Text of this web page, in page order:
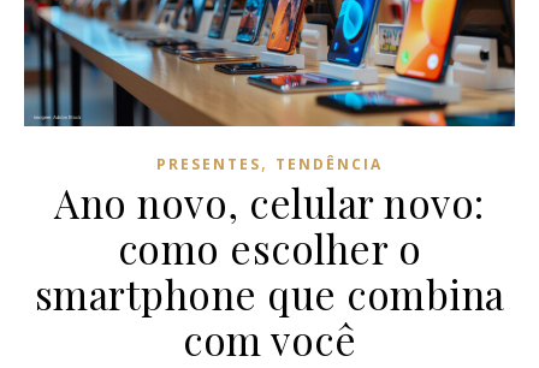
PRESENTES, TENDÊNCIA
Ano novo, celular novo:
como escolher o
smartphone que combina
com você